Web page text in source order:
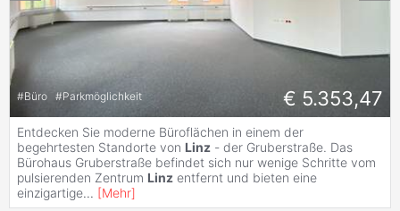
#Büro #Parkmöglichkeit € 5.353,47
Entdecken Sie moderne Büroflächen in einem der
begehrtesten Standorte von Linz - der Gruberstraße. Das
Bürohaus Gruberstraße befindet sich nur wenige Schritte vom
pulsierenden Zentrum Linz entfernt und bieten eine
einzigartige... [Mehr]